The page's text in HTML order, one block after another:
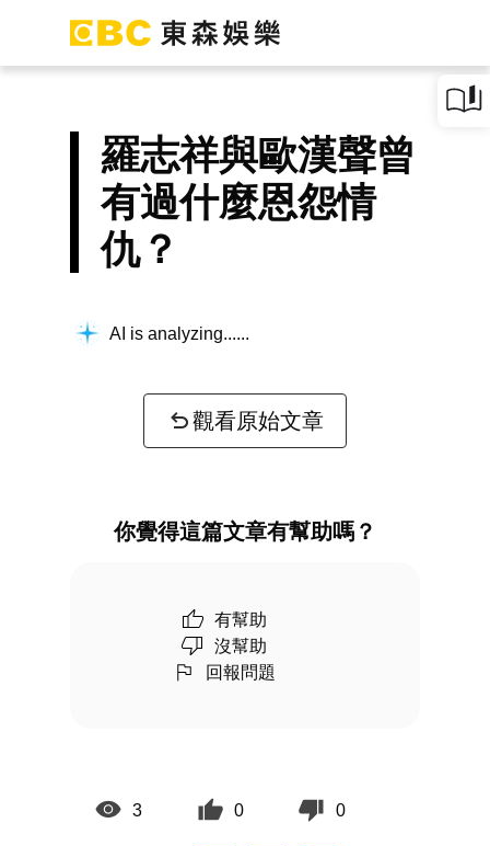
羅志祥與歐漢聲曾
有過什麼恩怨情
仇？
AI is analyzing...
觀看原始文章
你覺得這篇文章有幫助嗎？
有幫助
沒幫助
回報問題
3 0 0